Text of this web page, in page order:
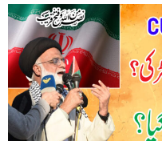
Mashriq-
e-
Wusta
mein
aag